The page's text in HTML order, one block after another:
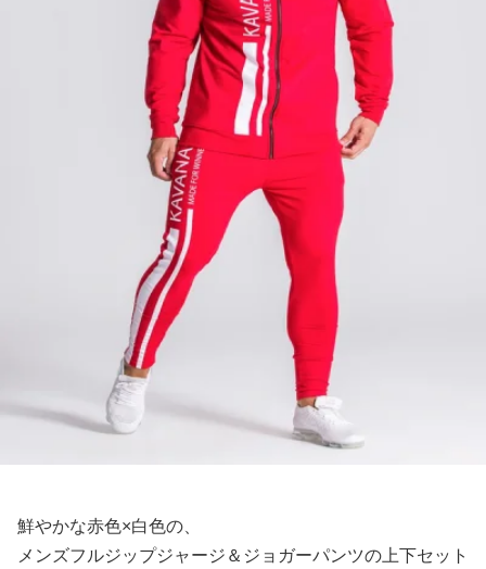
鮮やかな赤色×白色の、
メンズフルジップジャージ＆ジョガーパンツの上下セット